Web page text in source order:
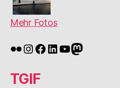
Mehr Fotos
Flickr
Instagram
Facebook
LinkedIn
YouTube
Mastodon
TGIF